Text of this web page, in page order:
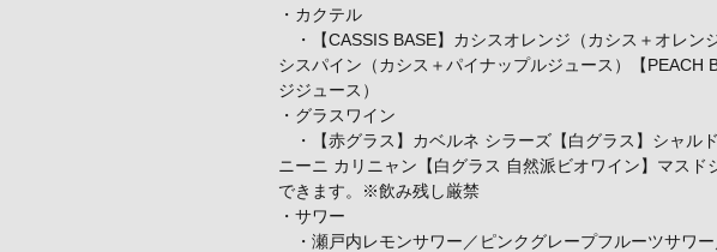
・カクテル
・【CASSIS BASE】カシスオレンジ（カシス＋オレン
シスパイン（カシス＋パイナップルジュース）【
ジジュース）
・グラスワイン
・【赤グラス】カベルネ シラーズ【白グラス】シャル
ニーニ カリニャン【白グラス 自然派ビオワイン】マス
できます。※飲み残し厳禁
・サワー
・瀬戸内レモンサワー／ピンクグレープフルーツサワ